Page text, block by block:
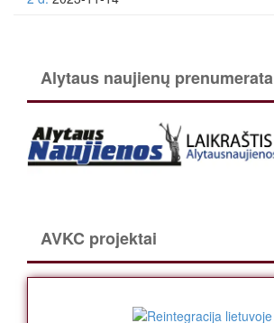
Alytaus naujienų prenumerata
AVKC projektai